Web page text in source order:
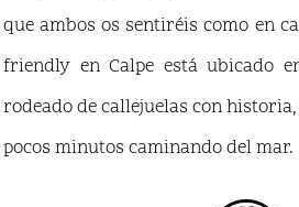
que ambos os sentiréis como en
friendly en Calpe está ubicado
rodeado de callejuelas con
pocos minutos caminando del mar.